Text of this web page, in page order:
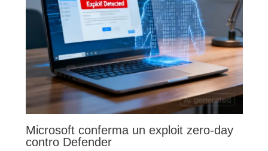
Microsoft conferma un exploit zero-day
contro Defender